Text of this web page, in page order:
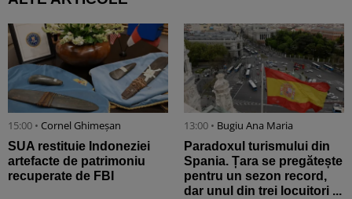
15:00 • Cornel Ghimeșan
SUA restituie Indoneziei
artefacte de patrimoniu
recuperate de FBI
13:00 • Bugiu ⁠Ana Maria
Paradoxul turismului din
Spania. Țara se pregătește
pentru un sezon record,
dar unul din trei locuitori ...